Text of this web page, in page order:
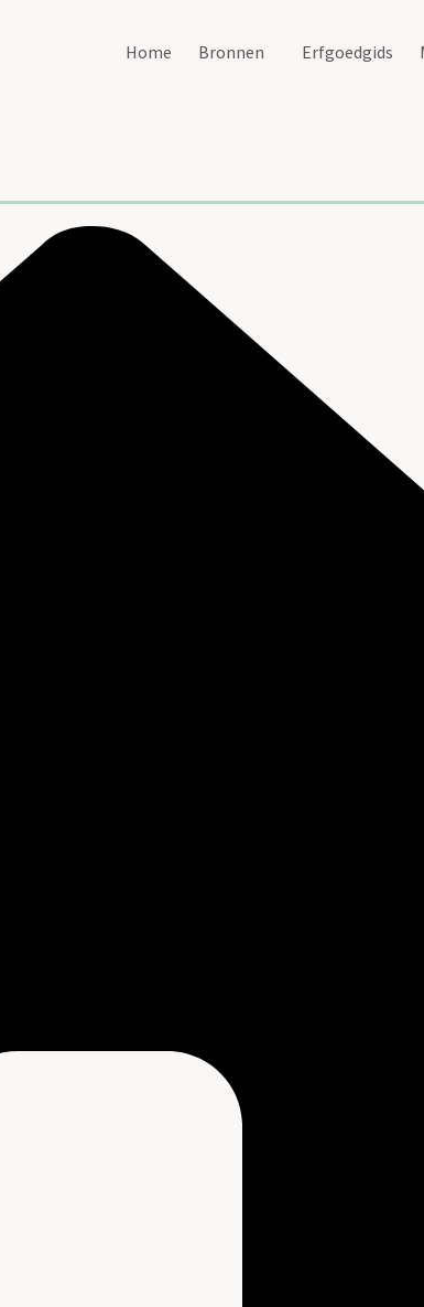
Home Bronnen Erfgoedgids